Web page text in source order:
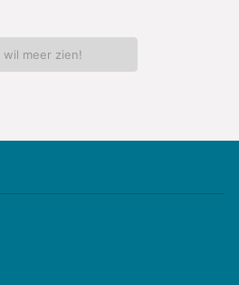
wil meer zien!